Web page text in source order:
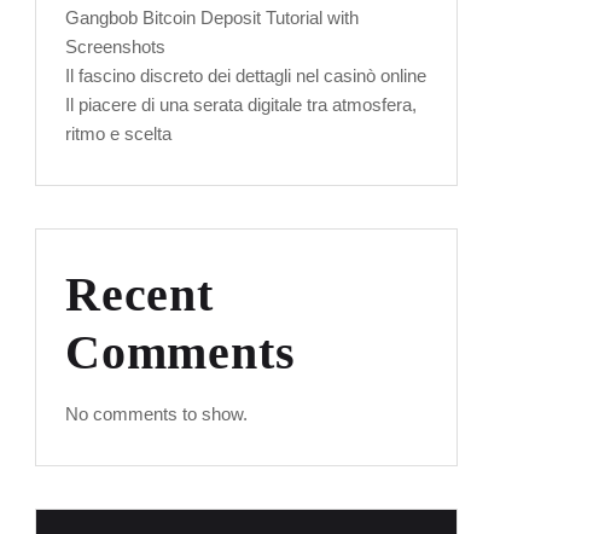
Gangbob Bitcoin Deposit Tutorial with
Screenshots
Il fascino discreto dei dettagli nel casinò online
Il piacere di una serata digitale tra atmosfera,
ritmo e scelta
Recent
Comments
No comments to show.